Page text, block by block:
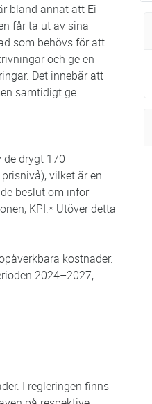
bland annat att Ei
får ta ut av sina
som behövs för att
och ge en
Det innebär att
samtidigt ge
drygt 170
vilket är en
beslut om inför
KPI.* Utöver detta
kostnader.
2024–2027,
I regleringen finns